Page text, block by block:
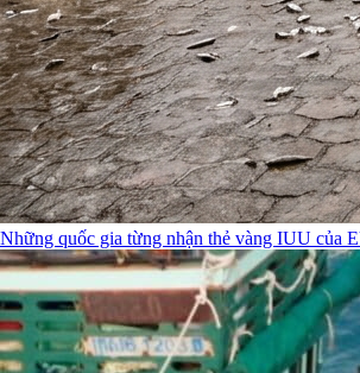
Những quốc gia từng nhận thẻ vàng IUU của